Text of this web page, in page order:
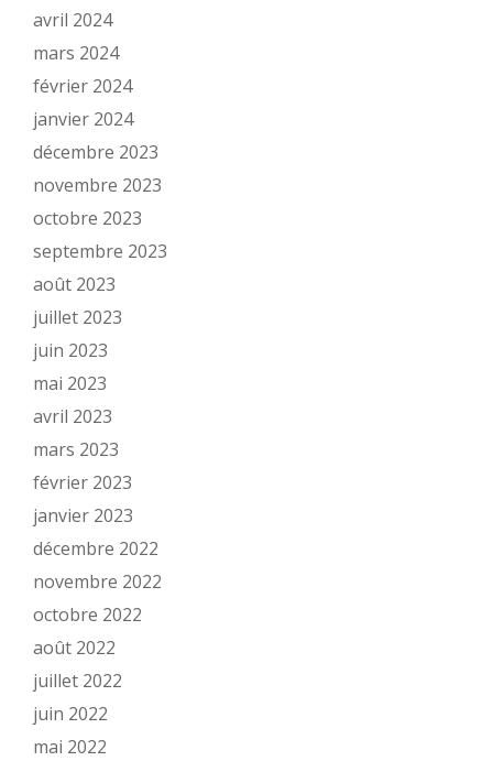
avril 2024
mars 2024
février 2024
janvier 2024
décembre 2023
novembre 2023
octobre 2023
septembre 2023
août 2023
juillet 2023
juin 2023
mai 2023
avril 2023
mars 2023
février 2023
janvier 2023
décembre 2022
novembre 2022
octobre 2022
août 2022
juillet 2022
juin 2022
mai 2022